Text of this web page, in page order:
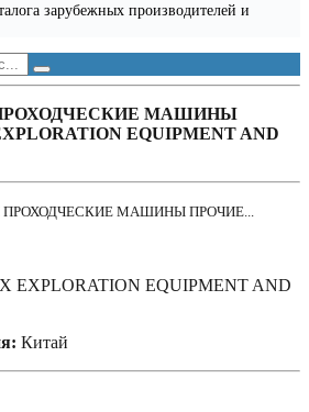
зарубежных производителей и
МАШИНЫ
EQUIPMENT AND
МАШИНЫ ПРОЧИЕ...
EXPLORATION EQUIPMENT AND
Китай